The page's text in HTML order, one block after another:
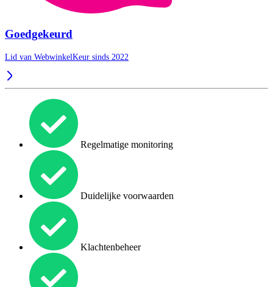
Goedgekeurd
Lid van WebwinkelKeur sinds 2022
Regelmatige monitoring
Duidelijke voorwaarden
Klachtenbeheer